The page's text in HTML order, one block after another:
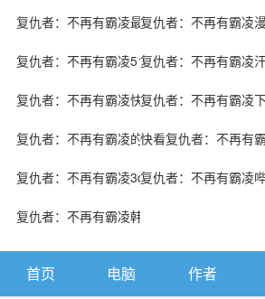
复仇者：不再有霸凌最新漫画阅读
复仇者：不再有霸凌
复仇者：不再有霸凌51漫画复仇者：不再有霸凌
复仇者：不再有霸凌快看漫画复仇者：不再有霸凌
复仇者：不再有霸凌的小说快看复仇者：不再有
复仇者：不再有霸凌3d漫画复仇者：不再有霸凌
复仇者：不再有霸凌韩国漫画漫免费观看免费
首页 电脑 作者